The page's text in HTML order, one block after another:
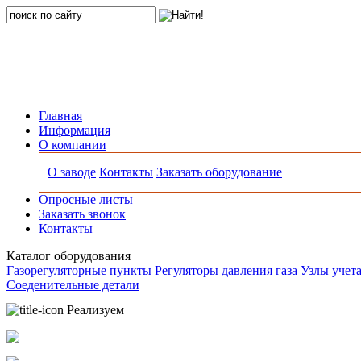
Главная
Информация
О компании
О заводе Контакты Заказать оборудование
Опросные листы
Заказать звонок
Контакты
Каталог оборудования
Газорегуляторные пункты Регуляторы давления газа Узлы
Соеденительные детали
Реализуем